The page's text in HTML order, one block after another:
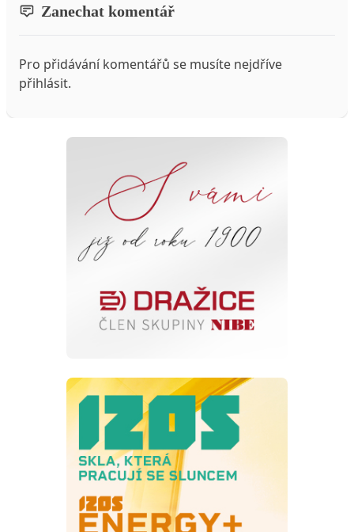
Zanechat komentář
Pro přidávání komentářů se musíte nejdříve
přihlásit.